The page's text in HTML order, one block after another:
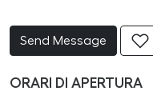
Send Message
ORARI DI APERTURA